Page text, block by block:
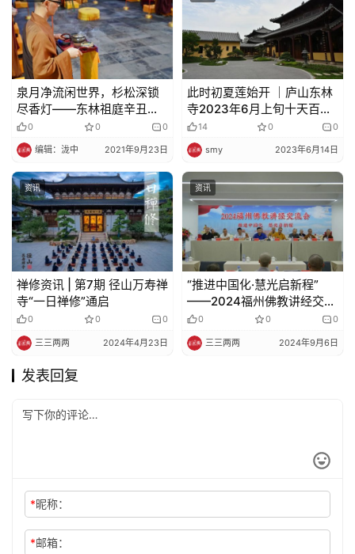
泉月净流闲世界，杉松深锁
尽香灯——东林祖庭辛丑中
秋阖寺拜月
0 0 0
编辑：泷中 2021年9月23日
此时初夏莲始开 ｜庐山东林
寺2023年6月上旬十天百万
佛号闭关分享
14 0 0
smy 2023年6月14日
资讯
禅修资讯 | 第7期 径山万寿禅
寺“一日禅修”通启
0 0 0
三三两两 2024年4月23日
资讯
“推进中国化·慧光启新程”
——2024福州佛教讲经交流
会圆满举办
0 0 0
三三两两 2024年9月6日
发表回复
*昵称：
*邮箱：